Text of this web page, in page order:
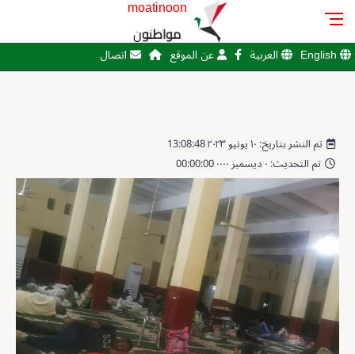
moatinoon
مواطنون
English العربية عن الموقع اتصال
تم النشر بتاريخ: ١٠ يونيو ٢٠٢٣ 13:08:48
تم التحديث: ٠ ديسمبر ٠٠٠٠ 00:00:00